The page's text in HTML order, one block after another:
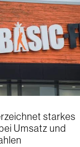
starkes
Umsatz und